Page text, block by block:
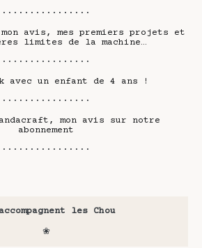
················
avis, mes premiers projets et
limites de la machine…
················
avec un enfant de 4 ans !
················
mon avis sur notre
abonnement
················
les Chou
❀